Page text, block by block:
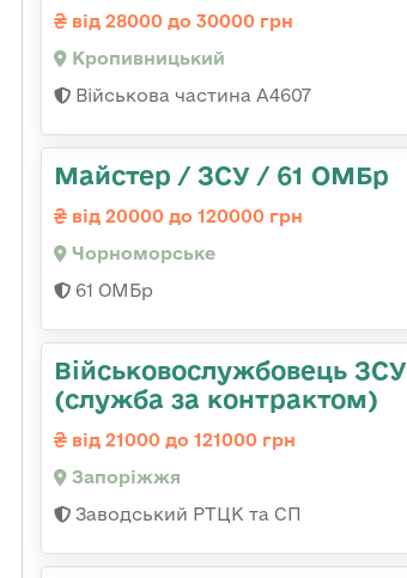
від 28000 до 30000 грн
Кропивницький
Військова частина А4607
Майстер / ЗСУ / 61 ОМБр
від 20000 до 120000 грн
Чорноморське
61 ОМБр
Військовослужбовець ЗСУ
(служба за контрактом)
від 21000 до 121000 грн
Запоріжжя
Заводський РТЦК та СП